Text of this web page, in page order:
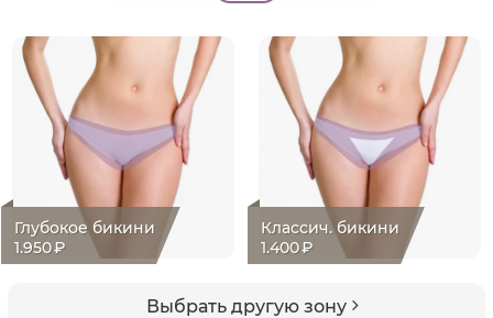
Глубокое бикини
1.950₽
Классич. бикини
1.400₽
Выбрать другую зону